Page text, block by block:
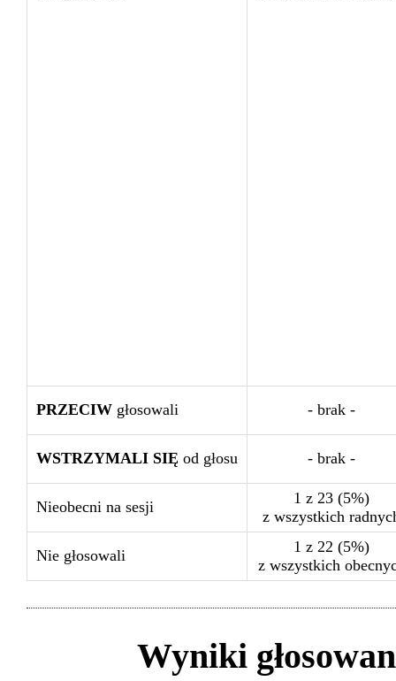
PRZECIW głosowali - brak -
WSTRZYMALI SIĘ od głosu - brak -
Nieobecni na sesji
1 z 23 (5%)
z wszystkich
Nie głosowali
1 z 22 (5%)
z wszystkich
Wyniki